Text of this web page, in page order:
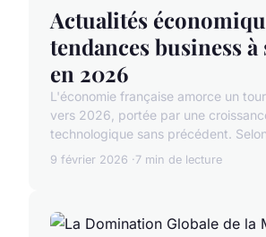
Actualités
tendances business
en 2026
L'économie française amorce un
vers 2026, portée par une
technologique sans précédent.
9 février 2026 7 min de lecture